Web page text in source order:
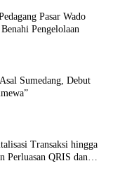
Pasar Wado
Pengelolaan
Sumedang, Debut
Transaksi hingga
Perluasan QRIS dan